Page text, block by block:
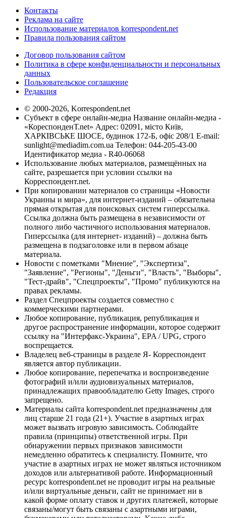
Контакты
Реклама на сайте
Использование материалов korrespondent.net
Правила пользования сайтом
Договор пользования сайтом
Политика в сфере конфиденциальности и персональных
данных
Пользовательское соглашение
Редакция
© 2000-2026, Korrespondent.net
Субъект в сфере онлайн-медиа Название онлайн-медиа -
«КореспонденТ.net» Адрес: 02091, місто Київ,
ХАРКІВСЬКЕ ШОСЕ, будинок 172-Б, офіс 208/1 E-mail:
sunlight@mediadim.com.ua Телефон: 044-205-43-00
Идентификатор медиа - R40-06068
Использование любых материалов, размещённых на
сайте, разрешается при условии ссылки на
Корреспондент.net.
При копировании материалов со страницы «Новости
Украины и мира», для интернет-изданий – обязательна
прямая открытая для поисковых систем гиперссылка.
Ссылка должна быть размещена в независимости от
полного либо частичного использования материалов.
Гиперссылка (для интернет- изданий) – должна быть
размещена в подзаголовке или в первом абзаце
материала.
Новости с пометками "Мнение", "Экспертиза",
"Заявление", "Регионы", "Деньги", "Власть", "Выборы",
"Тест-драйв", "Спецпроекты", "Промо" публикуются на
правах рекламы.
Раздел Спецпроекты создается совместно с
коммерческими партнерами.
Любое копирование, публикация, републикация и
другое распространение информации, которое содержит
ссылку на "Интерфакс-Украина", EPA / UPG, строго
воспрещается.
Владелец веб-страницы в разделе Я- Корреспондент
является автор публикации.
Любое копирование, перепечатка и воспроизведение
фотографий и/или аудиовизуальных материалов,
принадлежащих правообладателю Getty Images, строго
запрещено.
Материалы сайта korrespondent.net предназначены для
лиц старше 21 года (21+). Участие в азартных играх
может вызвать игровую зависимость. Соблюдайте
правила (принципы) ответственной игры. При
обнаружении первых признаков зависимости
немедленно обратитесь к специалисту. Помните, что
участие в азартных играх не может являться источником
доходов или альтернативой работе. Информационный
ресурс korrespondent.net не проводит игры на реальные
и/или виртуальные деньги, сайт не принимает ни в
какой форме оплату ставок и других платежей, которые
связаны/могут быть связаны с азартными играми,